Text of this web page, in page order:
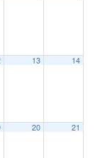
13 14
20 21